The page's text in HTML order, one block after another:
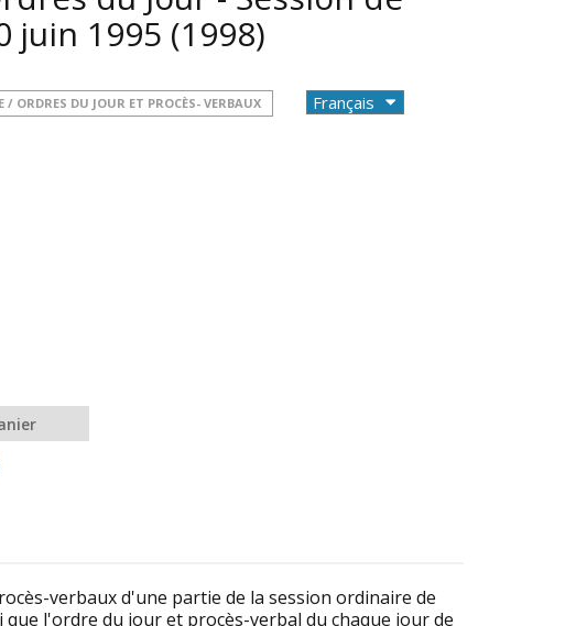
juin 1995 (1998)
/ ORDRES DU JOUR ET PROCÈS- VERBAUX
verbaux d'une partie de la session ordinaire de
l'ordre du jour et procès-verbal du chaque jour de